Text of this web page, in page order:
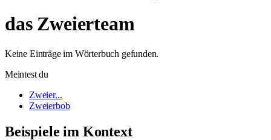
das Zweierteam
Keine Einträge im Wörterbuch gefunden.
Meintest du
Zweier...
Zweierbob
Beispiele im Kontext